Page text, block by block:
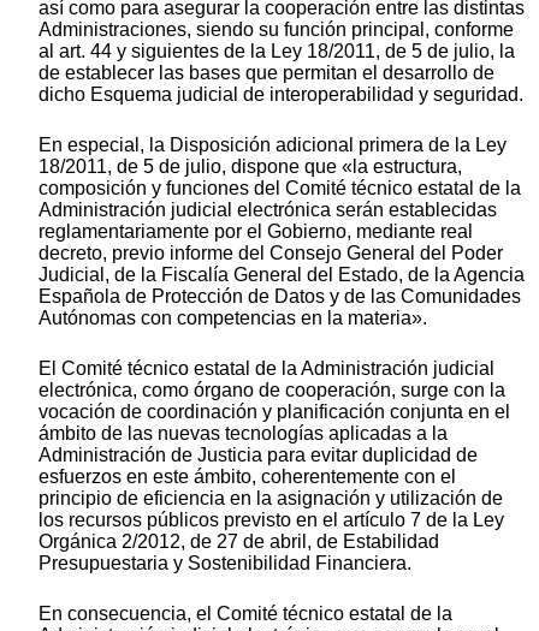
así como para asegurar la cooperación entre las distintas
Administraciones, siendo su función principal, conforme
al art. 44 y siguientes de la Ley 18/2011, de 5 de julio, la
de establecer las bases que permitan el desarrollo de
dicho Esquema judicial de interoperabilidad y seguridad.
En especial, la Disposición adicional primera de la Ley
18/2011, de 5 de julio, dispone que «la estructura,
composición y funciones del Comité técnico estatal de la
Administración judicial electrónica serán establecidas
reglamentariamente por el Gobierno, mediante real
decreto, previo informe del Consejo General del Poder
Judicial, de la Fiscalía General del Estado, de la Agencia
Española de Protección de Datos y de las Comunidades
Autónomas con competencias en la materia».
El Comité técnico estatal de la Administración judicial
electrónica, como órgano de cooperación, surge con la
vocación de coordinación y planificación conjunta en el
ámbito de las nuevas tecnologías aplicadas a la
Administración de Justicia para evitar duplicidad de
esfuerzos en este ámbito, coherentemente con el
principio de eficiencia en la asignación y utilización de
los recursos públicos previsto en el artículo 7 de la Ley
Orgánica 2/2012, de 27 de abril, de Estabilidad
Presupuestaria y Sostenibilidad Financiera.
En consecuencia, el Comité técnico estatal de la